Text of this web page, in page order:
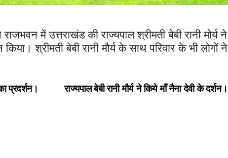
में उत्तराखंड की राज्यपाल श्रीमती बेबी रानी मोर्य ने
श्रीमती बेबी रानी मौर्य के साथ परिवार के भी लोगों ने
राज्यपाल बेबी रानी मौर्य ने किये माँ नैना देवी के दर्शन।
प्रदर्शन।